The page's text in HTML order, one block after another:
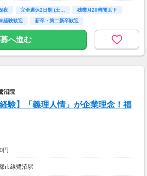
～ ※実績により変動（推定額：2,900円）
289,500円～
円/月
円 ※各種手当含む
給 詳細は面接内でお話いたします
夜 完全週休2日制 (土…
残業月20時間以下
経験歓迎 新卒・第二新卒歓迎
へ進む
沼院
験】「義理人情」が企業理念！福
円
市線鷺沼駅